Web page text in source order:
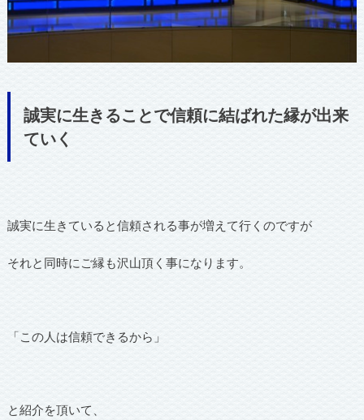
誠実に生きることで信頼に結ばれた縁が出来
ていく
誠実に生きていると信頼される事が増えて行くのですが
それと同時にご縁も沢山頂く事になります。
「この人は信頼できるから」
と紹介を頂いて、